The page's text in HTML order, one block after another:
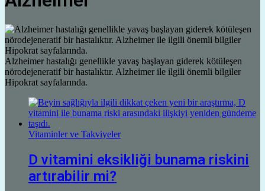
Alzheimer hastalığı genellikle yavaş başlayan giderek kötüleşen
nörodejeneratif bir hastalıktır. Alzheimer ile ilgili önemli bilgiler
Hipokrat sayfalarında.
Vitaminler ve Takviyeler
D vitamini eksikliği bunama riskini
artırabilir mi?